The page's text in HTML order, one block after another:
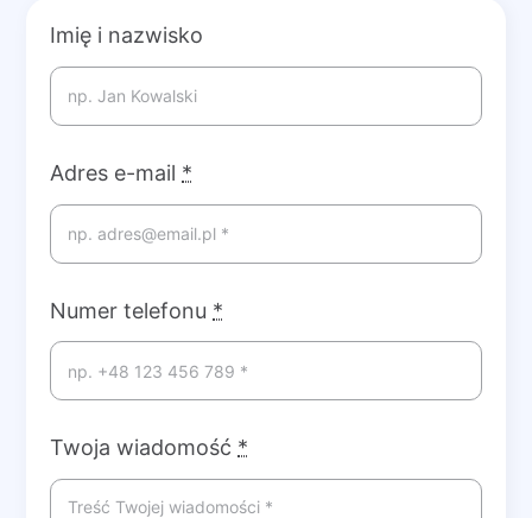
Imię i nazwisko
Adres e-mail *
Numer telefonu *
Twoja wiadomość *